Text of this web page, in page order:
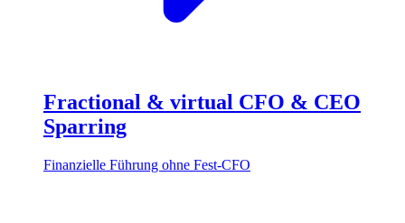
Fractional & virtual CFO & CEO
Sparring
Finanzielle Führung ohne Fest-CFO